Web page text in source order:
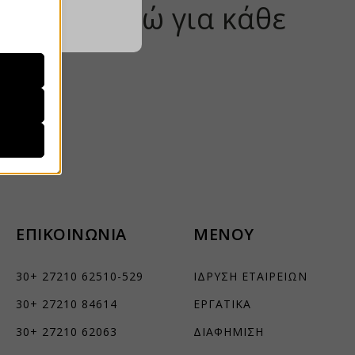
ευρώ για κάθε
ΕΠΙΚΟΙΝΩΝΙΑ
30+ 27210 62510-529
30+ 27210 84614
30+ 27210 62063
ΜΕΝΟΥ
ΙΔΡΥΣΗ ΕΤΑΙΡΕΙΩΝ
ΕΡΓΑΤΙΚΑ
ΔΙΑΦΗΜΙΣΗ
δεν